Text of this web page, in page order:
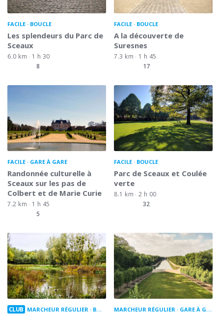
FACILE BOUCLE
Les splendeurs du Parc de
Sceaux
6.0 km
1 h 30
8
FACILE BOUCLE
A la découverte de
Suresnes
7.3 km
1 h 45
17
FACILE GARE À GARE
Randonnée culturelle à
Sceaux sur les pas de
Colbert et de Marie Curie
7.2 km
1 h 45
5
FACILE BOUCLE
Parc de Sceaux et Coulée
verte
8.1 km
2 h 00
32
CLUB MARCHEUR RÉGULIER BOUCLE MARCHEUR RÉGULIER GARE À GARE